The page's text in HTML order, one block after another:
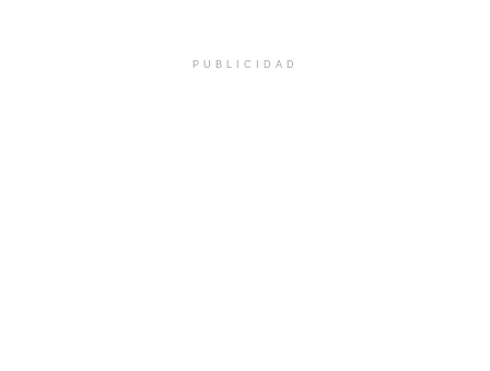
PUBLICIDAD